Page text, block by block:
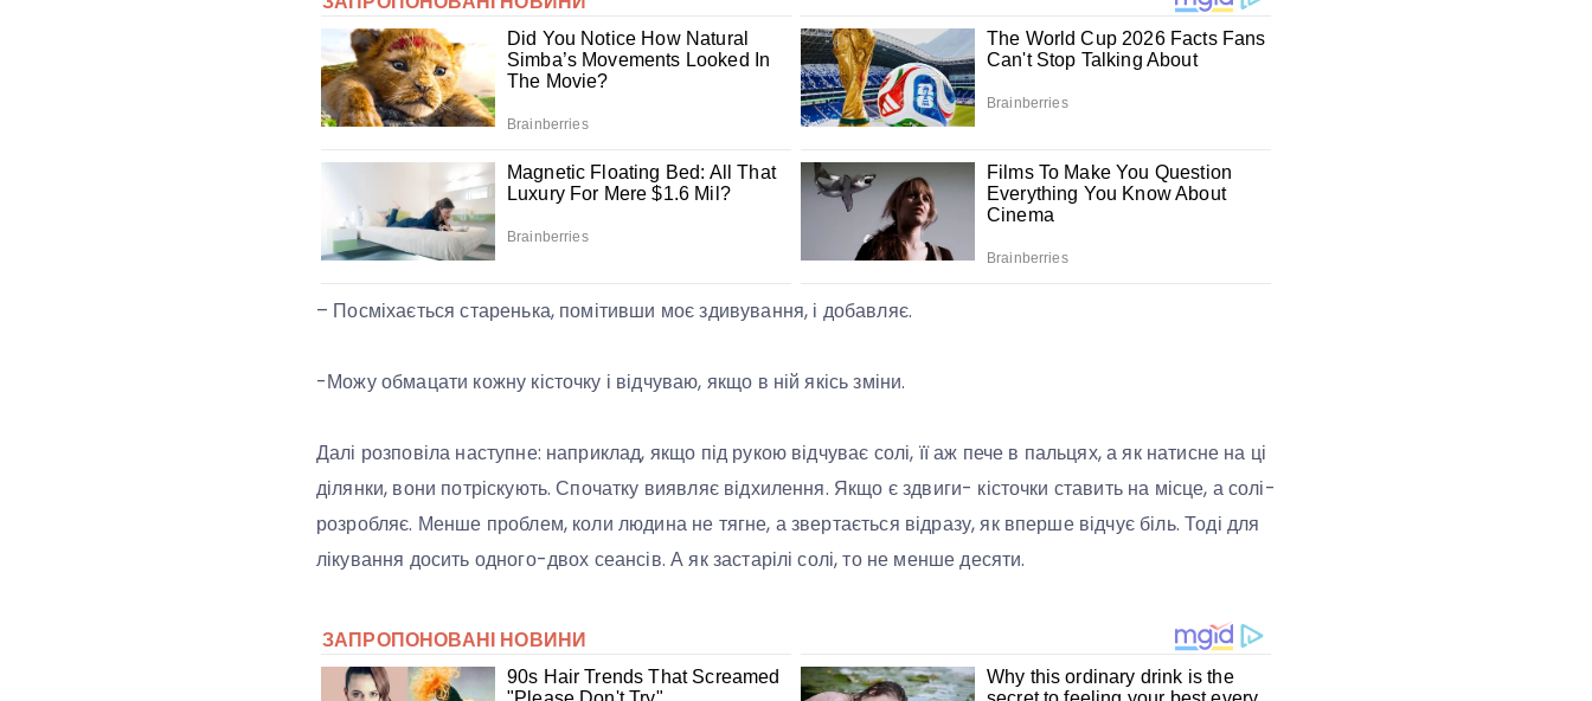
– Посміхається старенька, помітивши моє здивування, і добавляє.
-Можу обмацати кожну кісточку і відчуваю, якщо в ній якісь зміни.
Далі розповіла наступне: наприклад, якщо під рукою відчуває солі, її аж пече в пальцях, а як натисне на ці
ділянки, вони потріскують. Спочатку виявляє відхилення. Якщо є здвиги- кісточки ставить на місце, а солі-
розробляє. Менше проблем, коли людина не тягне, а звертається відразу, як вперше відчує біль. Тоді для
лікування досить одного-двох сеансів. А як застарілі солі, то не менше десяти.